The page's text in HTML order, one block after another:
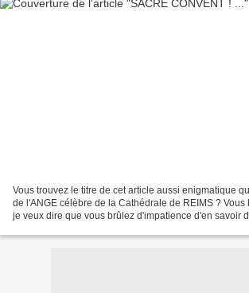
Vous trouvez le titre de cet article aussi enigmatique
de l'ANGE célèbre de la Cathédrale de REIMS ? Vous
je veux dire que vous brûlez d'impatience d'en savoir